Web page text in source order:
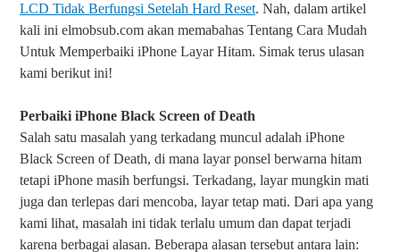
LCD Tidak Berfungsi Setelah Hard Reset. Nah, dalam artikel
kali ini elmobsub.com akan memabahas Tentang Cara Mudah
Untuk Memperbaiki iPhone Layar Hitam. Simak terus ulasan
kami berikut ini!
Perbaiki iPhone Black Screen of Death
Salah satu masalah yang terkadang muncul adalah iPhone
Black Screen of Death, di mana layar ponsel berwarna hitam
tetapi iPhone masih berfungsi. Terkadang, layar mungkin mati
juga dan terlepas dari mencoba, layar tetap mati. Dari apa yang
kami lihat, masalah ini tidak terlalu umum dan dapat terjadi
karena berbagai alasan. Beberapa alasan tersebut antara lain: